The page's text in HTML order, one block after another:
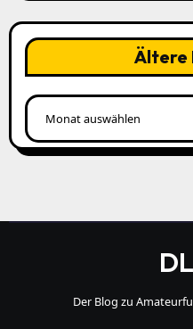
Ältere
Ältere
Beiträge
Der Blog zu